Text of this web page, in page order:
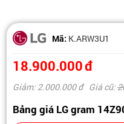
Mã: K.ARW3U1
18.900.000đ
Giảm: 2.000.000đ Giá cũ:
Bảng giá LG gram